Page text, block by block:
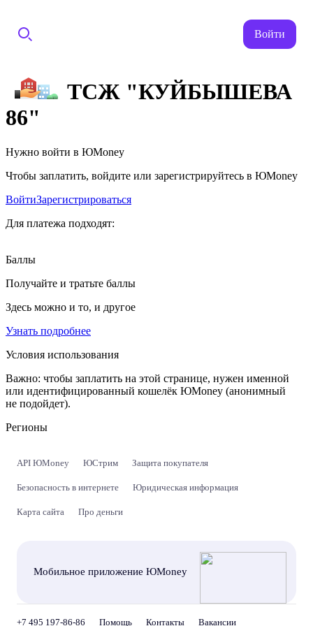
Войти
ТСЖ "КУЙБЫШЕВА
86"
Нужно войти в ЮMoney
Чтобы заплатить, войдите или зарегистрируйтесь в ЮMoney
ВойтиЗарегистрироваться
Для платежа подходят:
Баллы
Получайте и тратьте баллы
Здесь можно и то, и другое
Узнать подробнее
Условия использования
Важно: чтобы заплатить на этой странице, нужен именной
или идентифицированный кошелёк ЮMoney (анонимный
не подойдет).
Регионы
API ЮMoney ЮСтрим Защита покупателя
Безопасность в интернете Юридическая информация
Карта сайта Про деньги
Мобильное приложение ЮMoney
+7 495 197-86-86 Помощь Контакты Вакансии